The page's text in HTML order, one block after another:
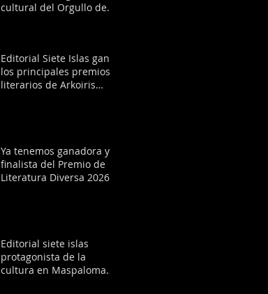
cultural del Orgullo de
Editorial Siete Islas gana
los principales premios
literarios de Arkoiris
Ya tenemos ganadora y
finalista del Premio de
Literatura Diversa 2026
Editorial siete islas
protagonista de la
cultura en Maspalomas